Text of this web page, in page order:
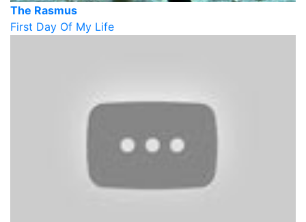
The Rasmus
First Day Of My Life